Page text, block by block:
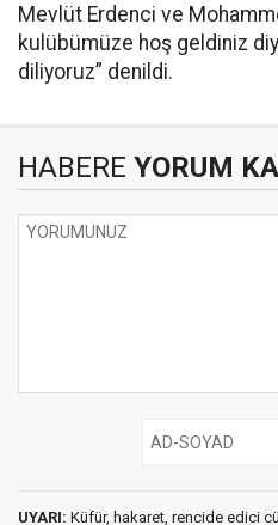
Mevlüt Erdenci ve
kulübümüze hoş geldiniz
diliyoruz” denildi.
HABERE YORUM
UYARI: Küfür, hakaret, rencide edici